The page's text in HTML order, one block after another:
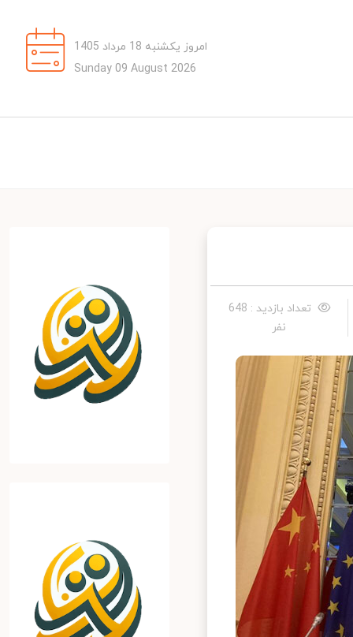
امروز یکشنبه 18 مرداد 1405
Sunday 09 August 2026
تعداد بازدید : 648
نفر